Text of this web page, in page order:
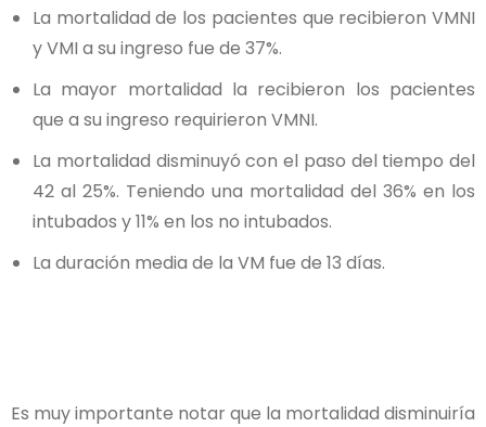
La mortalidad de los pacientes que recibieron VMNI
y VMI a su ingreso fue de 37%.
La mayor mortalidad la recibieron los pacientes
que a su ingreso requirieron VMNI.
La mortalidad disminuyó con el paso del tiempo del
42 al 25%. Teniendo una mortalidad del 36% en los
intubados y 11% en los no intubados.
La duración media de la VM fue de 13 días.
Es muy importante notar que la mortalidad disminuiría